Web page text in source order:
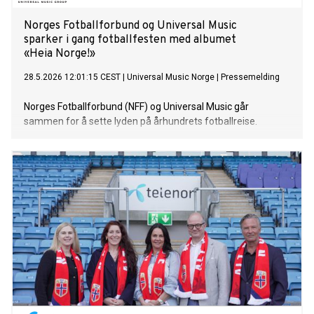
Norges Fotballforbund og Universal Music
sparker i gang fotballfesten med albumet
«Heia Norge!»
28.5.2026 12:01:15 CEST Universal Music Norge Pressemelding
Norges Fotballforbund (NFF) og Universal Music går
sammen for å sette lyden på århundrets fotballreise.